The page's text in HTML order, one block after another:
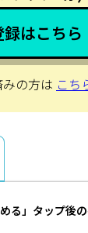
はこちら
の方は こち
る」タップ後